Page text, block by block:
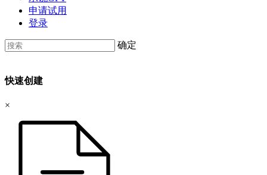
申请试用
登录
确定
快速创建
×